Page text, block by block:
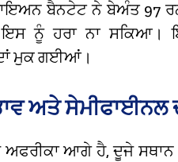
ਬੈਨਟੇਟ ਨੇ ਬੇਅੰਤ 97
ਨੂੰ ਹਰਾ ਨਾ ਸਕਿਆ।
ਮੁਕ ਗਈਆਂ।
ਅਤੇ ਸੇਮੀਫਾਈਨਲ
ਅਫਰੀਕਾ ਆਗੇ ਹੈ, ਦੂਜੇ